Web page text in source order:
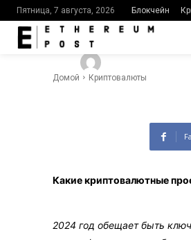
Пятница, 7 августа, 2026 Блокчейн
Домой Криптовалюты
в
Какие криптовалютные
2024 год обещает быть